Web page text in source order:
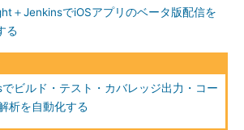
＋JenkinsでiOSアプリのベータ版配信を
る
ビルド・テスト・カバレッジ出力・コー
析を自動化する